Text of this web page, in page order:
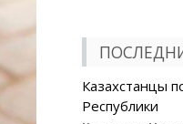
Казахстанцы
Республики